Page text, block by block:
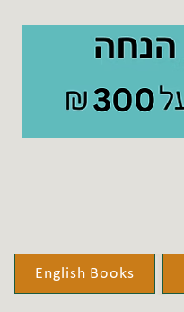
English Books